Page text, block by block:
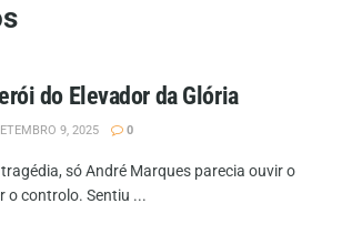
do Elevador da Glória
9, 2025 0
só André Marques parecia ouvir o
o controlo. Sentiu ...